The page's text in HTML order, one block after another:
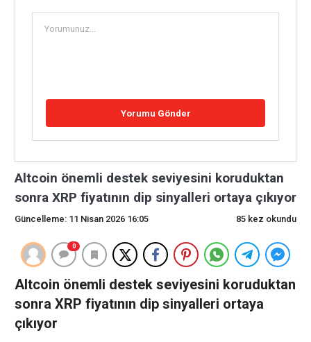
Altcoin önemli destek seviyesini koruduktan
sonra XRP fiyatının dip sinyalleri ortaya çıkıyor
Güncelleme: 11 Nisan 2026 16:05 85 kez okundu
0
Altcoin önemli destek seviyesini koruduktan
sonra XRP fiyatının dip sinyalleri ortaya
çıkıyor